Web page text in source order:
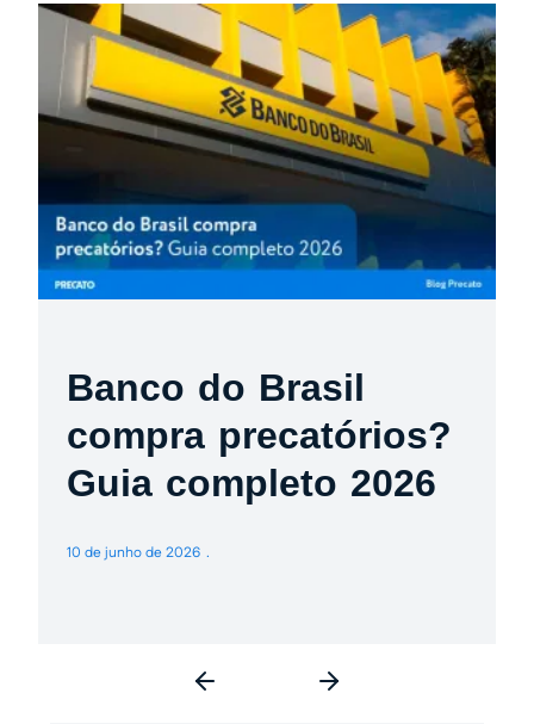
Banco do Brasil
compra precatórios?
Guia completo 2026
10 de junho de 2026